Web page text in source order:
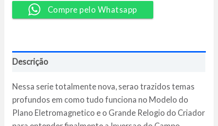
A
Chave
Compre pelo Whatsapp
Descrição
Nessa serie totalmente nova, serao trazidos temas
profundos em como tudo funciona no Modelo do
Plano Eletromagnetico e o Grande Relogio do Criador